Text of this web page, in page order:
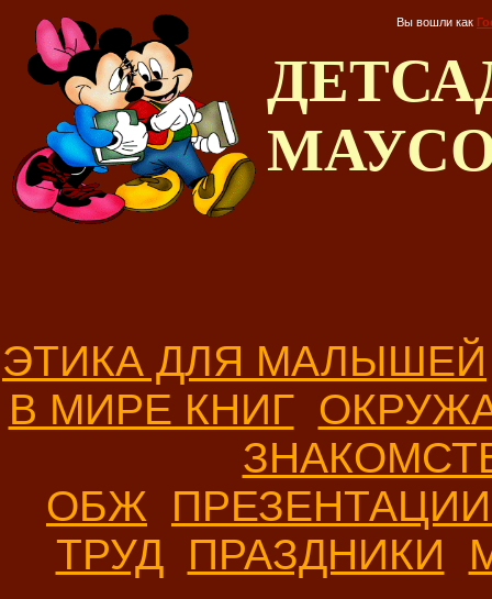
Вы вошли как
ЭТИКА ДЛЯ МАЛЫШЕЙ
В МИРЕ КНИГ
ОБЖ
ТРУД ПРАЗДНИКИ